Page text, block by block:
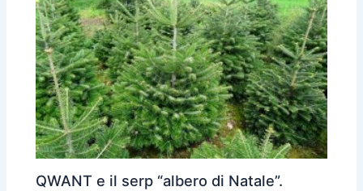
QWANT e il serp “albero di Natale”.